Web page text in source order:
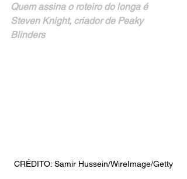
Quem assina o roteiro do longa é
Steven Knight, criador de Peaky
Blinders
CRÉDITO: Samir Hussein/WireImage/Getty